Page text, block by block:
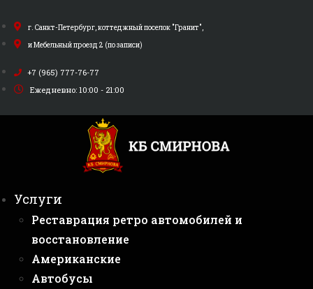
к
содержимому
г. Санкт-Петербург, коттеджный поселок "Гранит",
и Мебельный проезд 2 (по записи)
+7 (965) 777-76-77
Ежедневно: 10:00 - 21:00
Услуги
Реставрация ретро автомобилей и
восстановление
Американские
Автобусы